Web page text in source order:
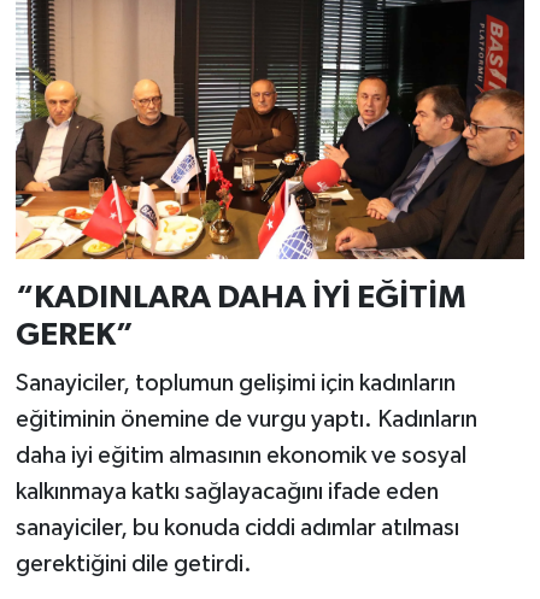
“KADINLARA DAHA İYİ EĞİTİM
GEREK”
Sanayiciler, toplumun gelişimi için kadınların
eğitiminin önemine de vurgu yaptı. Kadınların
daha iyi eğitim almasının ekonomik ve sosyal
kalkınmaya katkı sağlayacağını ifade eden
sanayiciler, bu konuda ciddi adımlar atılması
gerektiğini dile getirdi.